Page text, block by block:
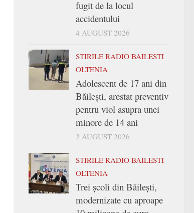
fugit de la locul
accidentului
4 AUGUST 2026
STIRILE RADIO BAILESTI
OLTENIA
Adolescent de 17 ani din
Băilești, arestat preventiv
pentru viol asupra unei
minore de 14 ani
2 AUGUST 2026
STIRILE RADIO BAILESTI
OLTENIA
Trei şcoli din Băileşti,
modernizate cu aproape